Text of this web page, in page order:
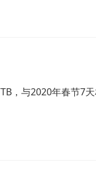
，与2020年春节7天